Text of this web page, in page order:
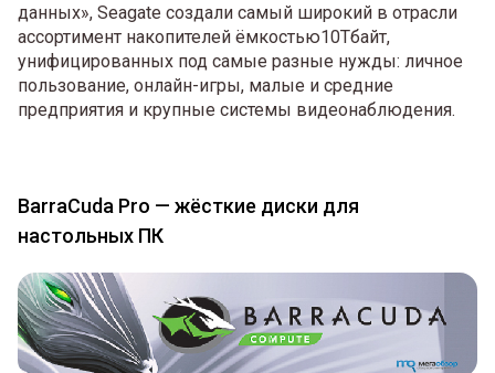
данных», Seagate создали самый широкий в отрасли
ассортимент накопителей ёмкостью10Тбайт,
унифицированных под самые разные нужды: личное
пользование, онлайн-игры, малые и средние
предприятия и крупные системы видеонаблюдения.
BarraCuda Pro — жёсткие диски для
настольных ПК